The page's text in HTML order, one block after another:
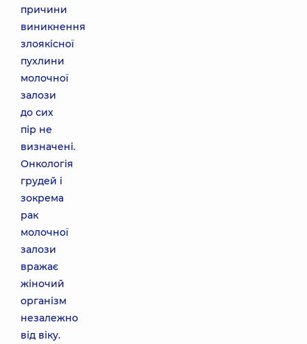
причини
виникнення
злоякісної
пухлини
молочної
залози
до сих
пір не
визначені.
Онкологія
грудей і
зокрема
рак
молочної
залози
вражає
жіночий
організм
незалежно
від віку.